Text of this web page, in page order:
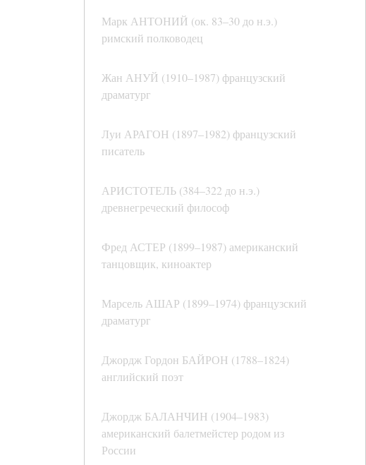
Марк АНТОНИЙ (ок. 83–30 до н.э.)
римский полководец
Жан АНУЙ (1910–1987) французский
драматург
Луи АРАГОН (1897–1982) французский
писатель
АРИСТОТЕЛЬ (384–322 до н.э.)
древнегреческий философ
Фред АСТЕР (1899–1987) американский
танцовщик, киноактер
Марсель АШАР (1899–1974) французский
драматург
Джордж Гордон БАЙРОН (1788–1824)
английский поэт
Джордж БАЛАНЧИН (1904–1983)
американский балетмейстер родом из
России